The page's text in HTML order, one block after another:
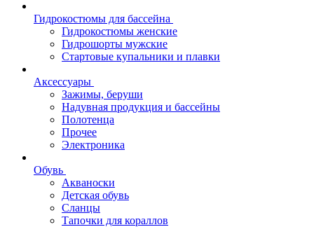
Гидрокостюмы для бассейна
Гидрокостюмы женские
Гидрошорты мужские
Стартовые купальники и плавки
Аксессуары
Зажимы, беруши
Надувная продукция и бассейны
Полотенца
Прочее
Электроника
Обувь
Акваноски
Детская обувь
Сланцы
Тапочки для кораллов